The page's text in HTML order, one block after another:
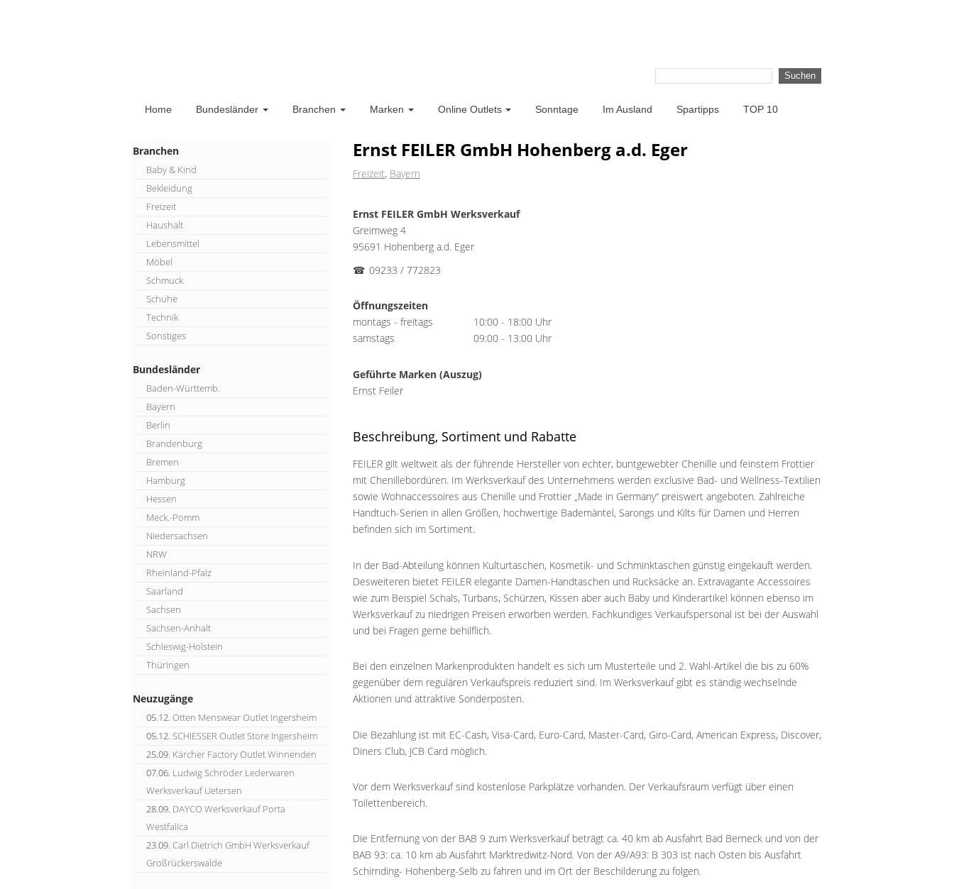
Home Bundesländer Branchen Marken Online Outlets Sonntage Im Ausland Spartipps TOP 10
Ernst FEILER GmbH Hohenberg a.d. Eger
Freizeit, Bayern
Ernst FEILER GmbH Werksverkauf
Greimweg 4
95691 Hohenberg a.d. Eger
☎ 09233 / 772823
Öffnungszeiten
montags - freitags
10:00 - 18:00 Uhr
samstags
09:00 - 13:00 Uhr
Geführte Marken (Auszug)
Ernst Feiler
Beschreibung, Sortiment und Rabatte
FEILER gilt weltweit als der führende Hersteller von echter, buntgewebter Chenille und feinstem Frottier
mit Chenillebordüren. Im Werksverkauf des Unternehmens werden exclusive Bad- und Wellness-Textilien
sowie Wohnaccessoires aus Chenille und Frottier „Made in Germany“ preiswert angeboten. Zahlreiche
Handtuch-Serien in allen Größen, hochwertige Bademäntel, Sarongs und Kilts für Damen und Herren
befinden sich im Sortiment.
In der Bad-Abteilung können Kulturtaschen, Kosmetik- und Schminktaschen günstig eingekauft werden.
Desweiteren bietet FEILER elegante Damen-Handtaschen und Rucksäcke an. Extravagante Accessoires
wie zum Beispiel Schals, Turbans, Schürzen, Kissen aber auch Baby und Kinderartikel können ebenso im
Werksverkauf zu niedrigen Preisen erworben werden. Fachkundiges Verkaufspersonal ist bei der Auswahl
und bei Fragen gerne behilflich.
Bei den einzelnen Markenprodukten handelt es sich um Musterteile und 2. Wahl-Artikel die bis zu 60%
gegenüber dem regulären Verkaufspreis reduziert sind. Im Werksverkauf gibt es ständig wechselnde
Aktionen und attraktive Sonderposten.
Die Bezahlung ist mit EC-Cash, Visa-Card, Euro-Card, Master-Card, Giro-Card, American Express, Discover,
Diners Club, JCB Card möglich.
Vor dem Werksverkauf sind kostenlose Parkplätze vorhanden. Der Verkaufsraum verfügt über einen
Toilettenbereich.
Die Entfernung von der BAB 9 zum Werksverkauf beträgt ca. 40 km ab Ausfahrt Bad Berneck und von der
BAB 93: ca. 10 km ab Ausfahrt Marktredwitz-Nord. Von der A9/A93: B 303 ist nach Osten bis Ausfahrt
Schirnding- Hohenberg-Selb zu fahren und im Ort der Beschilderung zu folgen.
Branchen
Baby & Kind
Bekleidung
Freizeit
Haushalt
Lebensmittel
Möbel
Schmuck
Schuhe
Technik
Sonstiges
Bundesländer
Baden-Württemb.
Bayern
Berlin
Brandenburg
Bremen
Hamburg
Hessen
Meck.-Pomm
Niedersachsen
NRW
Rheinland-Pfalz
Saarland
Sachsen
Sachsen-Anhalt
Schleswig-Holstein
Thüringen
Neuzugänge
05.12. Otten Menswear Outlet Ingersheim
05.12. SCHIESSER Outlet Store Ingersheim
25.09. Kärcher Factory Outlet Winnenden
07.06. Ludwig Schröder Lederwaren
Werksverkauf Uetersen
28.09. DAYCO Werksverkauf Porta
Westfalica
23.09. Carl Dietrich GmbH Werksverkauf
Großrückerswalde